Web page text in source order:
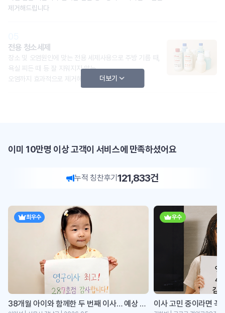
제거해드립니다
전용 청소세제
장소 및 오염원인에 맞는 전용 세제사용으로 주방 기름 때,
욕실 찌든 때 등 잘 지워지지 않는
오염까지 효과적으로 제거해드립니다.더보기
이미 10만명 이상 고객이 서비스에 만족하셨어요
누적 칭찬후기121,833건
최우수
38개월 아이와 함께한 두 번째 이사… 예상 못한 1박2...
우수